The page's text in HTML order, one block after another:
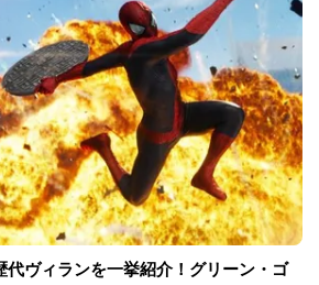
代ヴィランを一挙紹介！グリーン・ゴ